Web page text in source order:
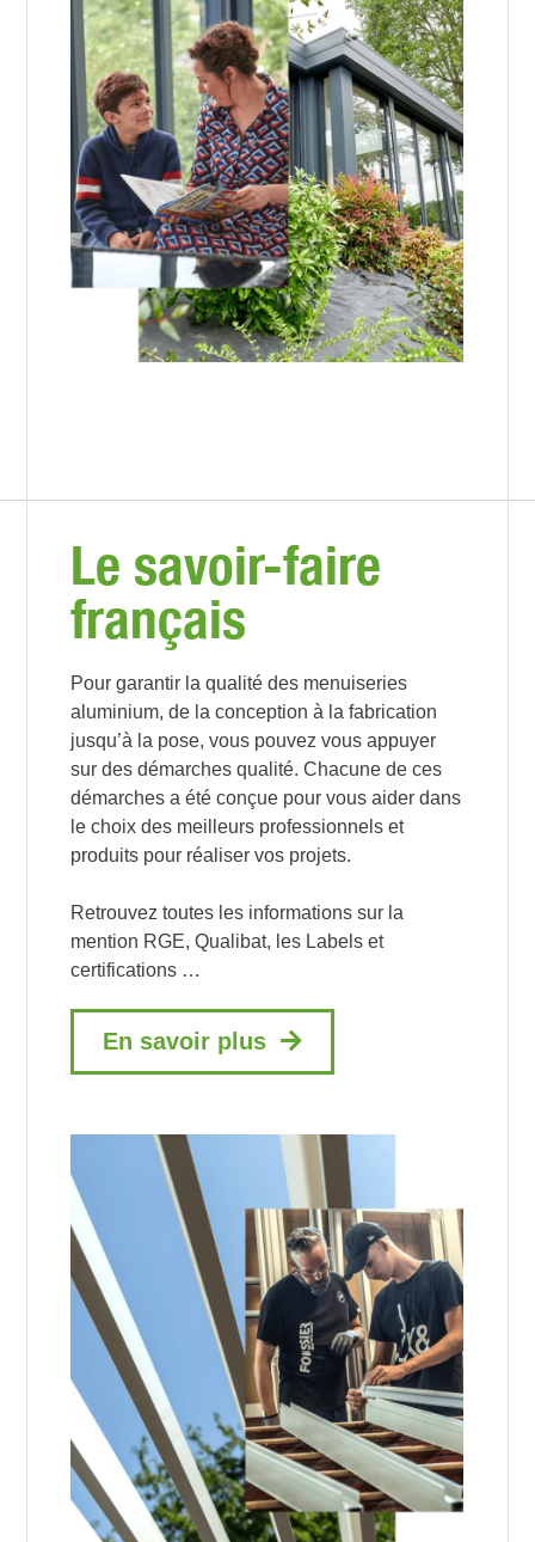
Le savoir-faire
français
Pour garantir la qualité des menuiseries
aluminium, de la conception à la fabrication
jusqu’à la pose, vous pouvez vous appuyer
sur des démarches qualité. Chacune de ces
démarches a été conçue pour vous aider dans
le choix des meilleurs professionnels et
produits pour réaliser vos projets.
Retrouvez toutes les informations sur la
mention RGE, Qualibat, les Labels et
certifications …
En savoir plus